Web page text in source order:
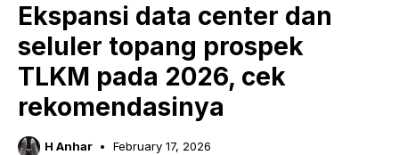
Ekspansi data center dan
seluler topang prospek
TLKM pada 2026, cek
rekomendasinya
H Anhar February 17, 2026